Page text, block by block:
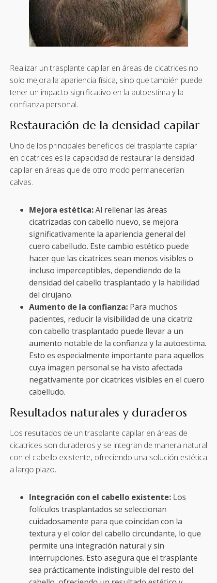
Realizar un trasplante capilar en áreas de cicatrices no
solo mejora la apariencia física, sino que también puede
tener un impacto significativo en la autoestima y la
confianza personal.
Restauración de la densidad capilar
Uno de los principales beneficios del trasplante capilar
en cicatrices es la capacidad de restaurar la densidad
capilar en áreas que de otro modo permanecerían
calvas.
Mejora estética:Al rellenar las áreas
cicatrizadas con cabello nuevo, se mejora
significativamente la apariencia general del
cuero cabelludo. Este cambio estético puede
hacer que las cicatrices sean menos visibles o
incluso imperceptibles, dependiendo de la
densidad del cabello trasplantado y la habilidad
del cirujano.
Aumento de la confianza: Para muchos
pacientes, reducir la visibilidad de una cicatriz
con cabello trasplantado puede llevar a un
aumento notable de la confianza y la autoestima.
Esto es especialmente importante para aquellos
cuya imagen personal se ha visto afectada
negativamente por cicatrices visibles en el cuero
cabelludo.
Resultados naturales y duraderos
Los resultados de un trasplante capilar en áreas de
cicatrices son duraderos y se integran de manera natural
con el cabello existente, ofreciendo una solución estética
a largo plazo.
Integración con el cabello existente: Los
folículos trasplantados se seleccionan
cuidadosamente para que coincidan con la
textura y el color del cabello circundante, lo que
permite una integración natural y sin
interrupciones. Esto asegura que el trasplante
sea prácticamente indistinguible del resto del